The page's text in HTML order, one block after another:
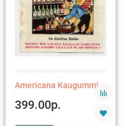
Americana Kaugummi
399.00р.